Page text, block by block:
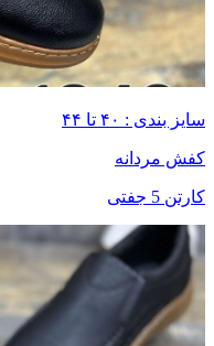
سایز بندی : ۴۰ تا ۴۴
کفش مردانه
کارتن 5 جفتی